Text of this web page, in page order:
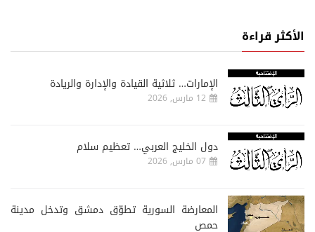
الأكثر قراءة
الإمارات… ثلاثية القيادة والإدارة والريادة
12 مارس, 2026
دول الخليج العربي… تعظيم سلام
07 مارس, 2026
المعارضة السورية تطوّق دمشق وتدخل مدينة
حمص